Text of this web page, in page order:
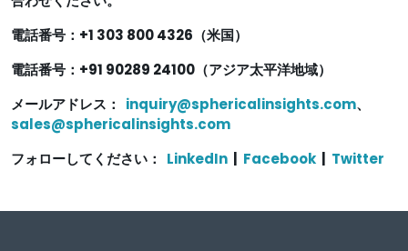
電話番号：+1 303 800 4326（米国）
電話番号：+91 90289 24100（アジア太平洋地域）
メールアドレス： inquiry@sphericalinsights.com、
sales@sphericalinsights.com
フォローしてください： LinkedIn Facebook Twitter